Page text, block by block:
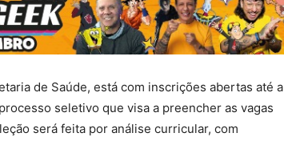
de Saúde, está com inscrições abertas até a
seletivo que visa a preencher as vagas
será feita por análise curricular, com